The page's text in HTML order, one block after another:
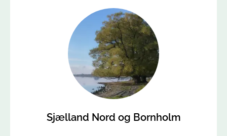
Sjælland Nord og Bornholm